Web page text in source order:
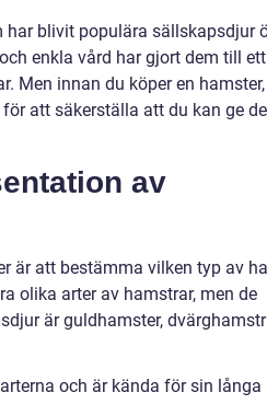
blivit populära sällskapsdjur
enkla vård har gjort dem till ett
Men innan du köper en
att säkerställa att du kan ge
av
är att bestämma vilken typ av
olika arter av hamstrar, men de
är guldhamster,
och är kända för sin långa